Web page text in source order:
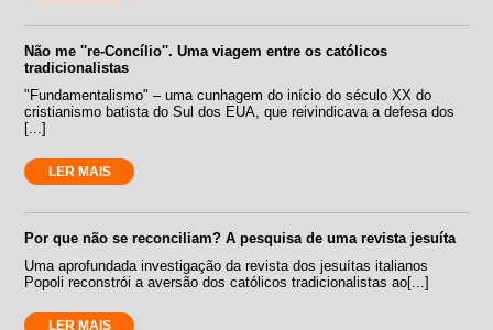
Não me ''re-Concílio''. Uma viagem entre os católicos
tradicionalistas
"Fundamentalismo" – uma cunhagem do início do século XX do
cristianismo batista do Sul dos EUA, que reivindicava a defesa dos
[...]
LER MAIS
Por que não se reconciliam? A pesquisa de uma revista jesuíta
Uma aprofundada investigação da revista dos jesuítas italianos
Popoli reconstrói a aversão dos católicos tradicionalistas ao[...]
LER MAIS